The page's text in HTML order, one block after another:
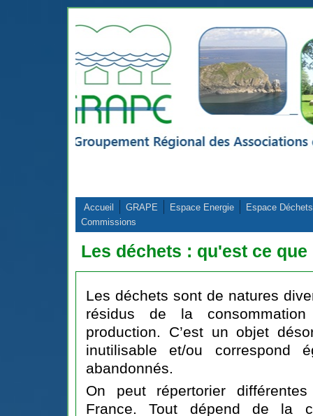
Accueil GRAPE Espace Energie
Espace Déchets
Commissions
Les déchets : qu'est ce que
Les déchets sont de natures
résidus de la
production. C’est un objet
inutilisable et/ou correspond
abandonnés.
On peut répertorier
France. Tout dépend de la